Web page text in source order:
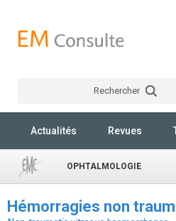
Rechercher
Actualités Revues
OPHTALMOLOGIE
Hémorragies non